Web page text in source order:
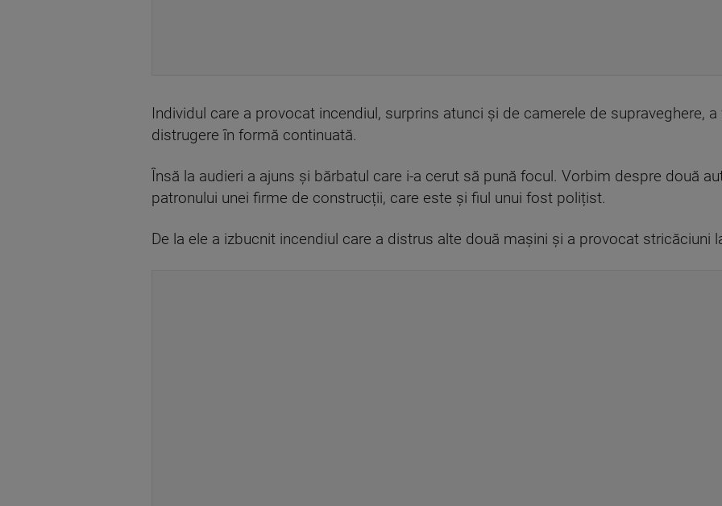
Individul care a provocat incendiul, surprins atunci și de camerele de supraveghere,
distrugere în formă continuată.
Însă la audieri a ajuns și bărbatul care i-a cerut să pună focul. Vorbim despre două
patronului unei firme de construcții, care este și fiul unui fost polițist.
De la ele a izbucnit incendiul care a distrus alte două mașini și a provocat stricăciuni